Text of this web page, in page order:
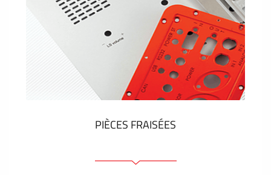
Plaques industrielles métalliques
Autocollants et étiquettes
Étiquettes en plastique et tags
VOIR PLUS
PIÈCES FRAISÉES